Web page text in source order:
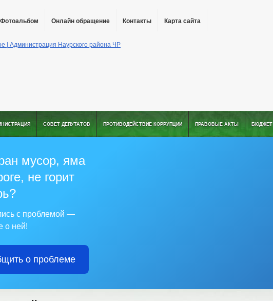
Фотоальбом Онлайн обращение Контакты Карта сайта
СОВЕТ ДЕПУТАТОВ ПРОТИВОДЕЙСТВИЕ КОРРУПЦИИ ПРАВОВЫЕ АКТЫ БЮДЖЕТ
мусор, яма
не горит
с проблемой —
о ней!
о проблеме